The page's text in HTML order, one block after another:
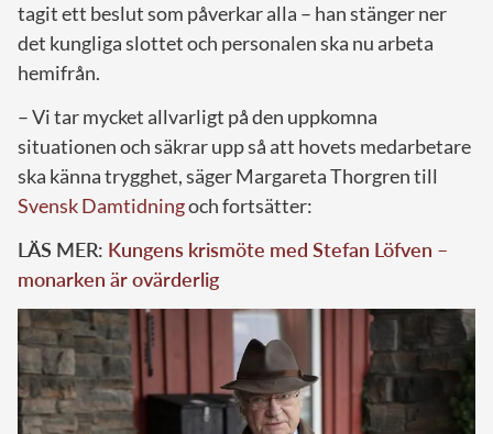
tagit ett beslut som påverkar alla – han stänger ner
det kungliga slottet och personalen ska nu arbeta
hemifrån.
– Vi tar mycket allvarligt på den uppkomna
situationen och säkrar upp så att hovets medarbetare
ska känna trygghet, säger Margareta Thorgren till
Svensk Damtidningoch fortsätter:
LÄS MER: Kungens krismöte med Stefan Löfven –
monarken är ovärderlig